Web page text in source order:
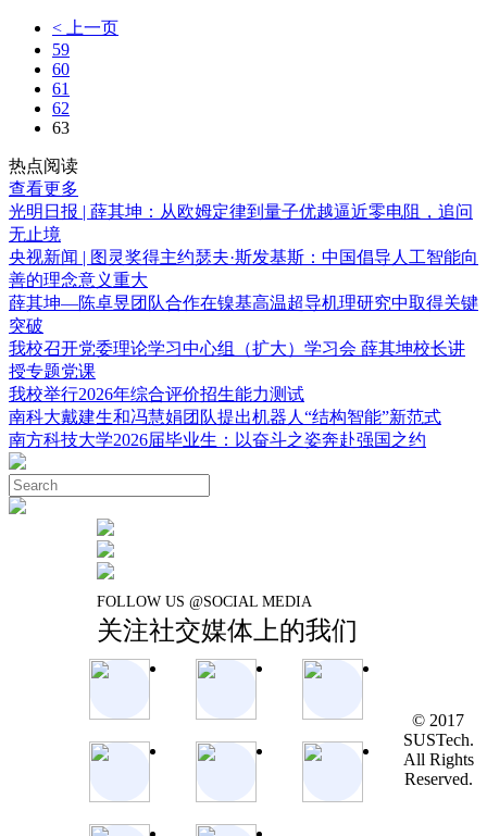
< 上一页
59
60
61
62
63
热点阅读
查看更多
光明日报 | 薛其坤：从欧姆定律到量子优越逼近零电阻，追问
无止境
央视新闻 | 图灵奖得主约瑟夫·斯发基斯：中国倡导人工智能向
善的理念意义重大
薛其坤—陈卓昱团队合作在镍基高温超导机理研究中取得关键
突破
我校召开党委理论学习中心组（扩大）学习会 薛其坤校长讲
授专题党课
我校举行2026年综合评价招生能力测试
南科大戴建生和冯慧娟团队提出机器人“结构智能”新范式
南方科技大学2026届毕业生：以奋斗之姿奔赴强国之约
FOLLOW US @SOCIAL MEDIA
关注社交媒体上的我们
© 2017
SUSTech.
All Rights
Reserved.